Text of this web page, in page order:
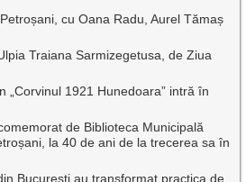
cu Oana Radu, Aurel Tămaș
Traiana Sarmizegetusa, de Ziua
„Corvinul 1921 Hunedoara” intră în
de Biblioteca Municipală
la 40 de ani de la trecerea sa în
București au transformat practica de